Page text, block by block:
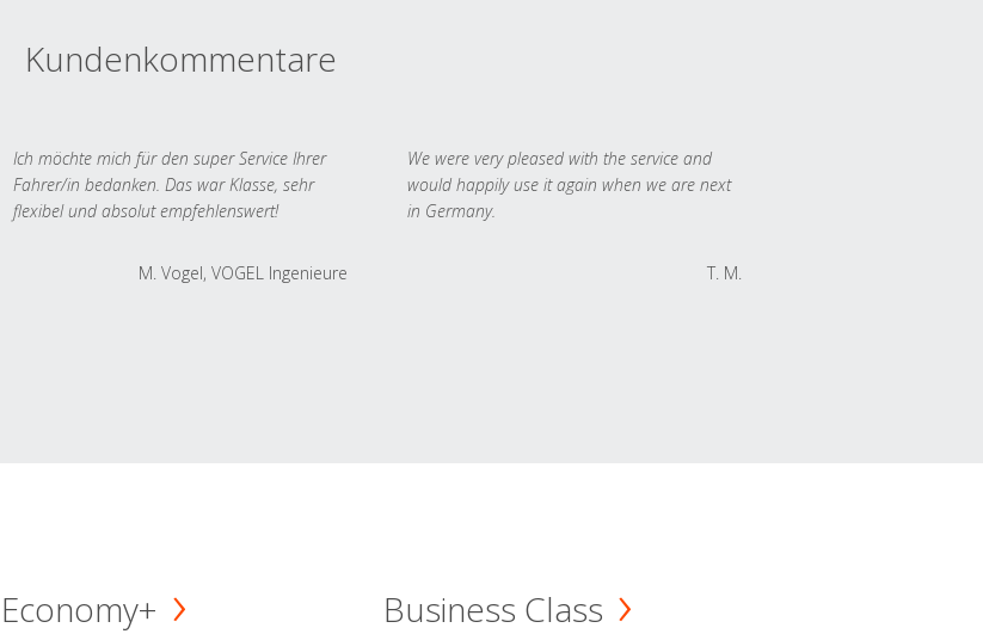
Kundenkommentare
Ich möchte mich für den super Service Ihrer
Fahrer/in bedanken. Das war Klasse, sehr
flexibel und absolut empfehlenswert!
M. Vogel, VOGEL Ingenieure
We were very pleased with the service and
would happily use it again when we are next
in Germany.
T. M.
Economy+ Business Class